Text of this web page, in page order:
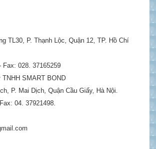
TL30, P. Thạnh Lộc, Quận 12, TP. Hồ Chí
Fax: 028. 37165259
TNHH SMART BOND
P. Mai Dịch, Quận Cầu Giấy, Hà Nội.
04. 37921498.